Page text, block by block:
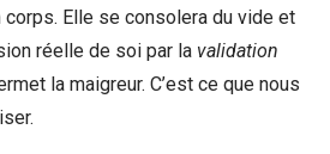
Elle se consolera du vide et
réelle de soi par la validation
la maigreur. C’est ce que nous